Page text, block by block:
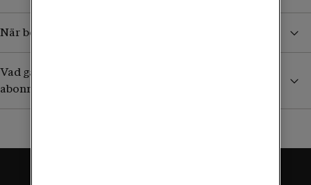
När börjar jag betala för surf och samtal i utlandet?
Vad gäller utomlands om jag har ett äldre obegränsat
abonnemang?